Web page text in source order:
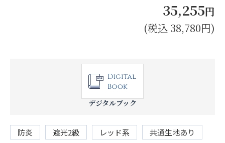
35,255円
(税込 38,780円)
デジタルブック
防炎 遮光2級 レッド系
共通生地あり